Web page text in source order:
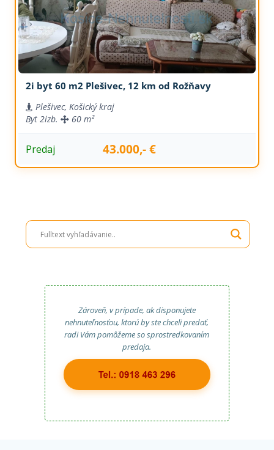
2i byt 60 m2 Plešivec, 12 km od Rožňavy
Plešivec, Košický kraj
Byt 2izb. 60 m²
Predaj 43.000,- €
Zároveň, v prípade, ak disponujete
nehnuteľnosťou, ktorú by ste chceli predať,
radi Vám pomôžeme so sprostredkovaním
predaja.